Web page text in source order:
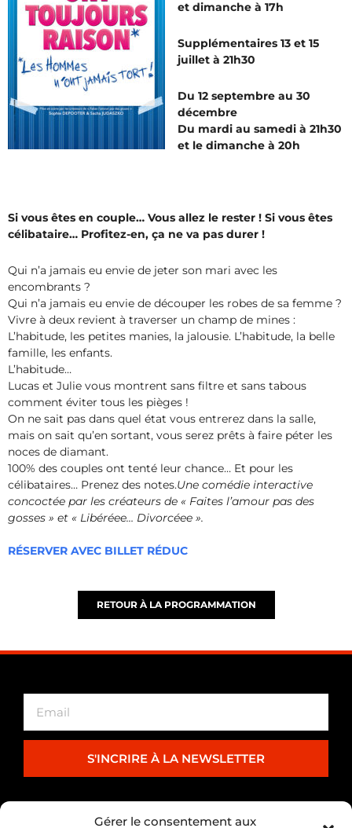
Gérer le consentement aux
et dimanche à 17h
Supplémentaires 13 et 15
juillet à 21h30
Du 12 septembre au 30
décembre
Du mardi au samedi à 21h30
et le dimanche à 20h
Si vous êtes en couple… Vous allez le rester ! Si vous êtes
célibataire… Profitez-en, ça ne va pas durer !
Qui n’a jamais eu envie de jeter son mari avec les
encombrants ?
Qui n’a jamais eu envie de découper les robes de sa femme ?
Vivre à deux revient à traverser un champ de mines :
L’habitude, les petites manies, la jalousie. L’habitude, la belle
famille, les enfants.
L’habitude…
Lucas et Julie vous montrent sans filtre et sans tabous
comment éviter tous les pièges !
On ne sait pas dans quel état vous entrerez dans la salle,
mais on sait qu’en sortant, vous serez prêts à faire péter les
noces de diamant.
100% des couples ont tenté leur chance… Et pour les
célibataires… Prenez des notes.Une comédie interactive
concoctée par les créateurs de « Faites l’amour pas des
gosses » et « Libéréee… Divorcéee ».
RÉSERVER AVEC BILLET RÉDUC
RETOUR À LA PROGRAMMATION
S'INCRIRE À LA NEWSLETTER
PARTENARIAT